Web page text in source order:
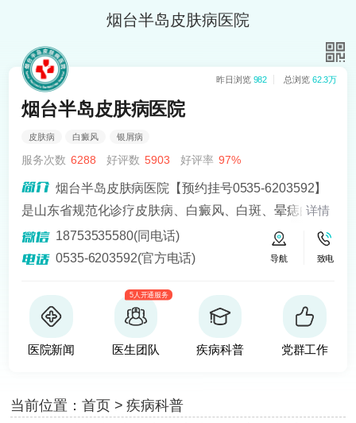
烟台半岛皮肤病医院
昨日浏览 982 总浏览 62.3万
烟台半岛皮肤病医院
皮肤病 白癜风 银屑病
服务次数 6288 好评数 5903 好评率 97%
烟台半岛皮肤病医院【预约挂号0535-6203592】
是山东省规范化诊疗皮肤病、白癜风、白斑、晕痣的医
院。熟悉皮肤病科常见病、多发病、疑难病的诊治，尤
其擅长光化学疗法、窄波紫外线、308准分子激光以及外
移植治疗白癜风，包括自体表皮移植、微小皮片移植、
自体培养黑素细胞移植等。
详情
18753535580(同电话)
0535-6203592(官方电话)
导航 致电
医院新闻
5人开通服务
医生团队 疾病科普 党群工作
当前位置： 首页>疾病科普